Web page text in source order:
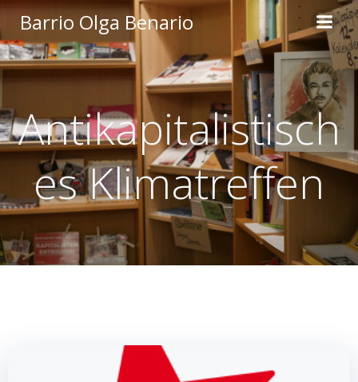
Zum
Inhalt
Barrio Olga Benario
Antikapitalistisch
es Klimatreffen